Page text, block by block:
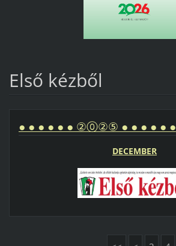
Első kézből
● ● ● ● ● ● ②⓪②⑤ ● ● ● ● ● ●
DECEMBER